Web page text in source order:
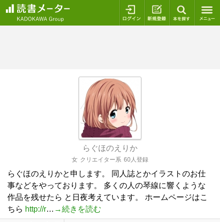
ログイン 新規登録
らぐほのえりか
女 クリエイター系 60人登録
らぐほのえりかと申します。 同人誌とかイラストのお仕
事などをやっております。 多くの人の琴線に響くような
作品を残せたら と日夜考えています。 ホームページはこ
ちら http://r… →続きを読む